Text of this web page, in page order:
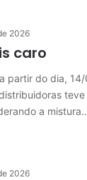
2026
caro
partir do dia,
a
2026